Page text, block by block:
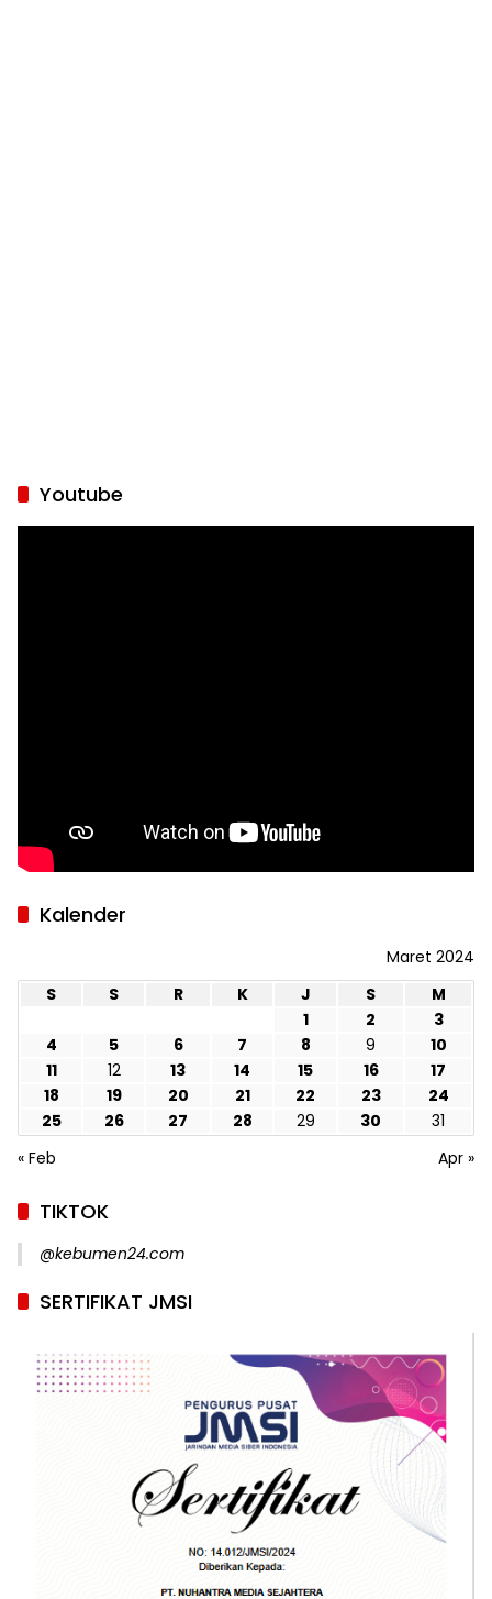
Youtube
Kalender
Maret 2024
S
S R K J S
M
1
2
3
4
5 6 7 8 9
10
11
12 13 14 15 16
17
18
19 20 21 22 23
24
25
26 27 28 29 30
31
« Feb
Apr »
TIKTOK
@kebumen24.com
SERTIFIKAT JMSI